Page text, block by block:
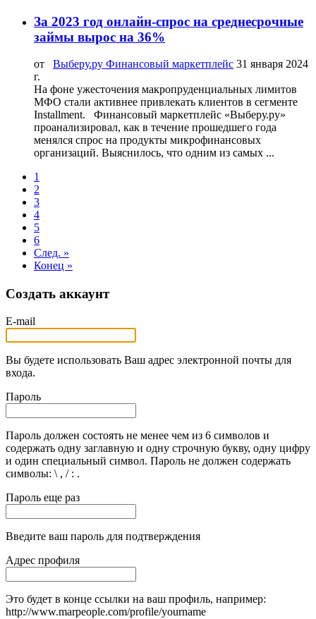
За 2023 год онлайн-спрос на среднесрочные
займы вырос на 36%
от Выберу.ру Финансовый маркетплейс 31 января 2024
г.
На фоне ужесточения макропруденциальных лимитов
МФО стали активнее привлекать клиентов в сегменте
Installment. Финансовый маркетплейс «Выберу.ру»
проанализировал, как в течение прошедшего года
менялся спрос на продукты микрофинансовых
организаций. Выяснилось, что одним из самых ...
1
2
3
4
5
6
След. »
Конец »
Создать аккаунт
E-mail
Вы будете использовать Ваш адрес электронной почты для
входа.
Пароль
Пароль должен состоять не менее чем из 6 символов и
содержать одну заглавную и одну строчную букву, одну цифру
и один специальный символ. Пароль не должен содержать
символы: \ , / : .
Пароль еще раз
Введите ваш пароль для подтверждения
Адрес профиля
Это будет в конце ссылки на ваш профиль, например:
http://www.marpeople.com/profile/yourname